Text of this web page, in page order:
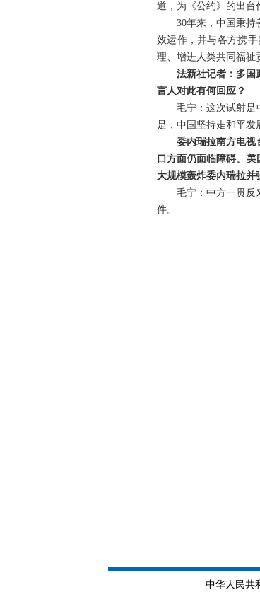
道，为《公约》的出台
30年来，中国秉
效运作，并与各方携
理、增进人类共同福祉
法新社记者：多国
言人对此有何回应？
毛宁：这次试射是
是，中国坚持走和平发
委内瑞拉南方电视
口方面仍面临障碍。
大规模轰炸委内瑞拉并
毛宁：中方一贯反
件。
中华人民共